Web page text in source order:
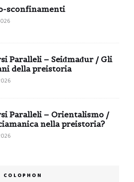
sconfinamenti
Paralleli – Seiđmađur / Gli
della preistoria
Paralleli – Orientalismo /
nella preistoria?
COLOPHON